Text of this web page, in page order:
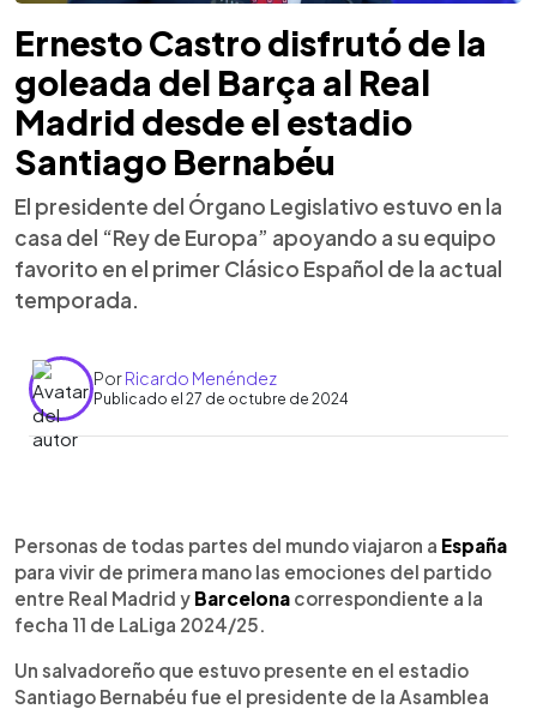
Ernesto Castro disfrutó de la
goleada del Barça al Real
Madrid desde el estadio
Santiago Bernabéu
El presidente del Órgano Legislativo estuvo en la
casa del “Rey de Europa” apoyando a su equipo
favorito en el primer Clásico Español de la actual
temporada.
PorRicardo Menéndez
Publicado el 27 de octubre de 2024
Escuchar artículo
Personas de todas partes del mundo viajaron a España
para vivir de primera mano las emociones del partido
entre Real Madrid y Barcelona correspondiente a la
fecha 11 de LaLiga 2024/25.
Un salvadoreño que estuvo presente en el estadio
Santiago Bernabéu fue el presidente de la Asamblea